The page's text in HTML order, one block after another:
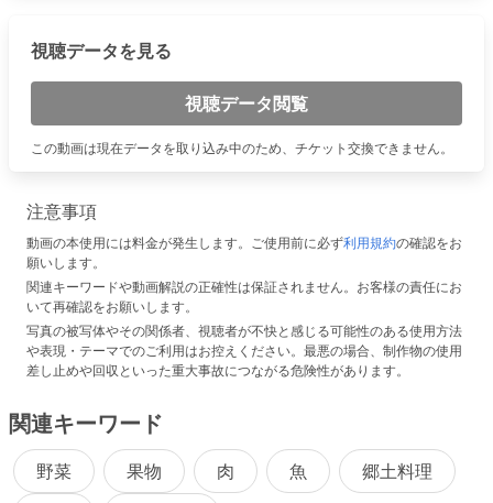
視聴データを見る
視聴データ閲覧
この動画は現在データを取り込み中のため、チケット交換できません。
注意事項
動画の本使用には料金が発生します。ご使用前に必ず利用規約の確認をお
願いします。
関連キーワードや動画解説の正確性は保証されません。お客様の責任にお
いて再確認をお願いします。
写真の被写体やその関係者、視聴者が不快と感じる可能性のある使用方法
や表現・テーマでのご利用はお控えください。最悪の場合、制作物の使用
差し止めや回収といった重大事故につながる危険性があります。
関連キーワード
野菜 果物 肉 魚
郷土料理